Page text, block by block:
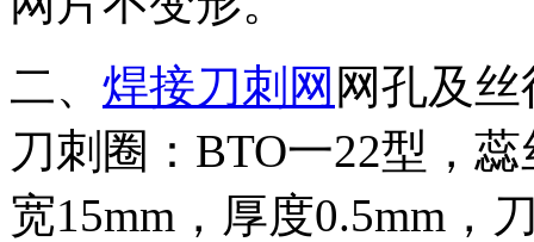
二、 焊接刀刺网 网孔及
刀刺圈：BTO一22型，
宽15mm，厚度0.5mm，